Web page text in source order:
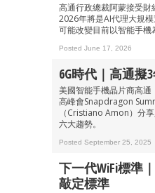
高通行政總裁阿蒙接受財
2026年將是AI代理大規
可能改變目前以智能手機
Posted June 17, 2026
6G時代｜高通擬
美國智能手機晶片商高
高峰會Snapdragon
（Cristiano Amon）分
六大趨勢。
Posted September 25, 2025
下一代WiFi標準
敲定標準